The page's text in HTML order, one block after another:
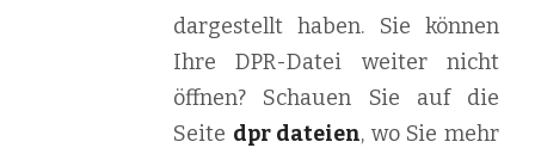
dargestellt haben. Sie können
Ihre DPR-Datei weiter nicht
öffnen? Schauen Sie auf die
Seite dpr dateien, wo Sie mehr